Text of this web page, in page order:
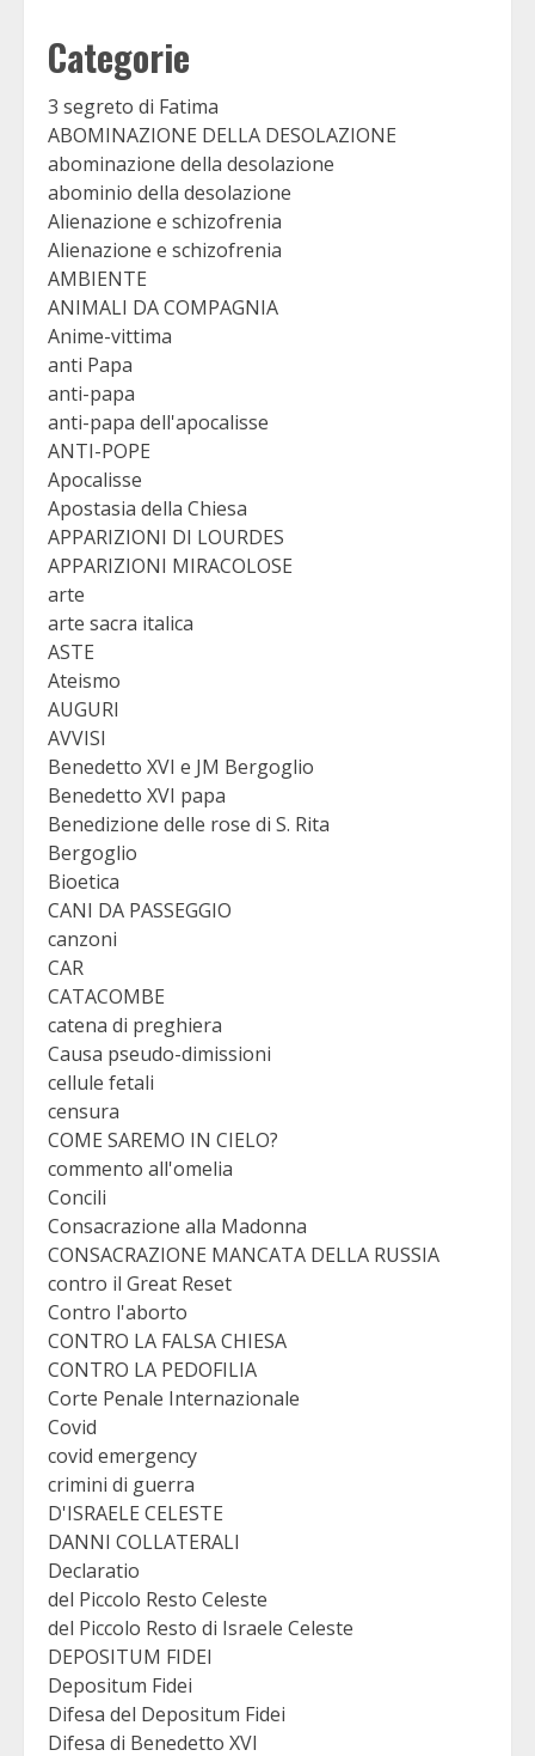
Categorie
3 segreto di Fatima
ABOMINAZIONE DELLA DESOLAZIONE
abominazione della desolazione
abominio della desolazione
Alienazione e schizofrenia
Alienazione e schizofrenia
AMBIENTE
ANIMALI DA COMPAGNIA
Anime-vittima
anti Papa
anti-papa
anti-papa dell'apocalisse
ANTI-POPE
Apocalisse
Apostasia della Chiesa
APPARIZIONI DI LOURDES
APPARIZIONI MIRACOLOSE
arte
arte sacra italica
ASTE
Ateismo
AUGURI
AVVISI
Benedetto XVI e JM Bergoglio
Benedetto XVI papa
Benedizione delle rose di S. Rita
Bergoglio
Bioetica
CANI DA PASSEGGIO
canzoni
CAR
CATACOMBE
catena di preghiera
Causa pseudo-dimissioni
cellule fetali
censura
COME SAREMO IN CIELO?
commento all'omelia
Concili
Consacrazione alla Madonna
CONSACRAZIONE MANCATA DELLA RUSSIA
contro il Great Reset
Contro l'aborto
CONTRO LA FALSA CHIESA
CONTRO LA PEDOFILIA
Corte Penale Internazionale
Covid
covid emergency
crimini di guerra
D'ISRAELE CELESTE
DANNI COLLATERALI
Declaratio
del Piccolo Resto Celeste
del Piccolo Resto di Israele Celeste
DEPOSITUM FIDEI
Depositum Fidei
Difesa del Depositum Fidei
Difesa di Benedetto XVI